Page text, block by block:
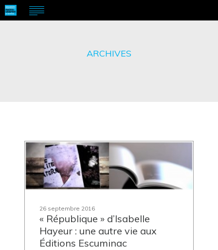
ARCHIVES
26 septembre 2016
« République » d’Isabelle
Hayeur : une autre vie aux
Éditions Escuminac